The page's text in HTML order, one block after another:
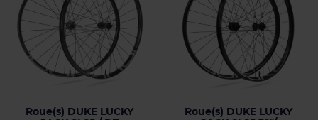
Roue(s) DUKE LUCKY
Roue(s) DUKE LUCKY